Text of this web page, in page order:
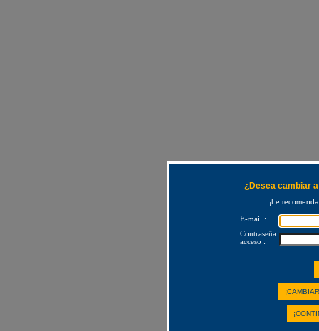
¿Desea cambiar
¡Le
E-mail :
Contraseña
acceso :